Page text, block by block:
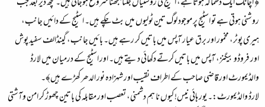
روشنی ہوتی ہے تو اسٹیج پر موجود لوگ تین ٹولیوں میں بٹ چکے ہیں۔ اسٹیج کے دائیں جانب،
ہیری پوٹر، مخمور اور برق عیار آپس میں باتیں کر رہے ہیں۔ بائیں جانب، گینڈالف سفید پوش
اور فروڈو بیگنز، آپس میں باتیں کرتے دکھائی دیتے ہیں۔ اور اسٹیج کے درمیان میں لارڈ
والڈیمورٹ اور قاضی صاحب کے اطراف نقیب اور شہزادہ نور الدھر کھڑے ہیں﴾۔
لارڈ والڈیمورٹ:۔ یور ہائی نیس! کیوں نا ہم دشمنی، تعصب اور مقابلہ کی باتین چھوڑ کر امن وآشتی